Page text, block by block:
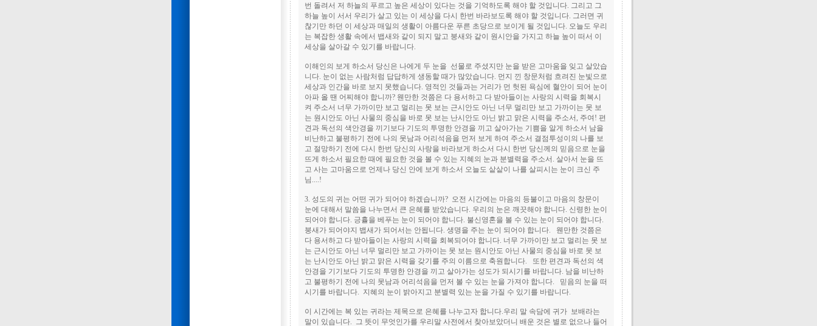
번 돌려서 저 하늘의 푸르고 높은 세상이 있다는 것을 기억하도록 해야 할 것입니다. 그리고 그
하늘 높이 서서 우리가 살고 있는 이 세상을 다시 한번 바라보도록 해야 할 것입니다. 그러면 귀
찮기만 하던 이 세상과 매일의 생활이 아름다운 푸른 초당으로 보이게 될 것입니다. 오늘도 우리
는 복잡한 생활 속에서 뱁새와 같이 되지 말고 붕새와 같이 원시안을 가지고 하늘 높이 떠서 이
세상을 살아갈 수 있기를 바랍니다.
이해인의 보게 하소서 당신은 나에게 두 눈을 선물로 주셨지만 눈을 받은 고마움을 잊고 살았습
니다. 눈이 없는 사람처럼 답답하게 생동할 때가 많았습니다. 먼지 낀 창문처럼 흐려진 눈빛으로
세상과 인간을 바로 보지 못했습니다. 영적인 것들과는 거리가 먼 헛된 욕심에 혈안이 되어 눈이
아파 올 땐 어찌해야 합니까? 웬만한 것쯤은 다 용서하고 다 받아들이는 사랑의 시력을 회복시
켜 주소서 너무 가까이만 보고 멀리는 못 보는 근시안도 아닌 너무 멀리만 보고 가까이는 못 보
는 원시안도 아닌 사물의 중심을 바로 못 보는 난시안도 아닌 밝고 맑은 시력을 주소서, 주여! 편
견과 독선의 색안경을 끼기보다 기도의 투명한 안경을 끼고 살아가는 기쁨을 알게 하소서 남을
비난하고 불평하기 전에 나의 못남과 어리석음을 먼저 보게 하여 주소서 결점투성이의 나를 보
고 절망하기 전에 다시 한번 당신의 사랑을 바라보게 하소서 다시 한번 당신께의 믿음으로 눈을
뜨게 하소서 필요한 때에 필요한 것을 볼 수 있는 지혜의 눈과 분별력을 주소서. 살아서 눈을 뜨
고 사는 고마움으로 언제나 당신 안에 보게 하소서 오늘도 샅샅이 나를 살피시는 눈이 크신 주
님....!
3. 성도의 귀는 어떤 귀가 되어야 하겠습니까? 오전 시간에는 마음의 등불이고 마음의 창문이
눈에 대해서 말씀을 나누면서 큰 은혜를 받았습니다. 우리의 눈은 깨끗해야 합니다. 신령한 눈이
되어야 합니다. 긍휼을 베푸는 눈이 되어야 합니다. 불신영혼을 볼 수 있는 눈이 되어야 합니다.
붕새가 되어야지 뱁새가 되어서는 안됩니다. 생명을 주는 눈이 되어야 합니다. 웬만한 것쯤은
다 용서하고 다 받아들이는 사랑의 시력을 회복되어야 합니다. 너무 가까이만 보고 멀리는 못 보
는 근시안도 아닌 너무 멀리만 보고 가까이는 못 보는 원시안도 아닌 사물의 중심을 바로 못 보
는 난시안도 아닌 밝고 맑은 시력을 갖기를 주의 이름으로 축원합니다. 또한 편견과 독선의 색
안경을 기기보다 기도의 투명한 안경을 끼고 살아가는 성도가 되시기를 바랍니다. 남을 비난하
고 불평하기 전에 나의 못남과 어리석음을 먼저 볼 수 있는 눈을 가져야 합니다. 믿음의 눈을 떠
시기를 바랍니다. 지혜의 눈이 밝아지고 분별력 있는 눈을 가질 수 있기를 바랍니다.
이 시간에는 복 있는 귀라는 제목으로 은혜를 나누고자 합니다.우리 말 속담에 귀가 보배라는
말이 있습니다. 그 뜻이 무엇인가를 우리말 사전에서 찾아보았더니 배운 것은 별로 없으나 들어